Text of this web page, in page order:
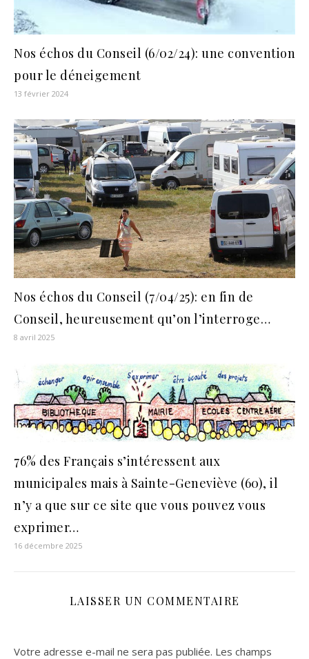
Nos échos du Conseil (6/02/24): une convention
pour le déneigement
13 février 2024
Nos échos du Conseil (7/04/25): en fin de
Conseil, heureusement qu’on l’interroge…
8 avril 2025
76% des Français s’intéressent aux
municipales mais à Sainte-Geneviève (60), il
n’y a que sur ce site que vous pouvez vous
exprimer…
16 décembre 2025
LAISSER UN COMMENTAIRE
Votre adresse e-mail ne sera pas publiée. Les champs